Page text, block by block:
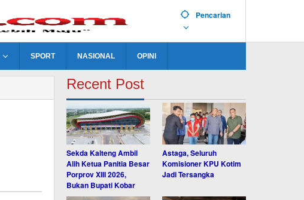
Pencarian
SPORT NASIONAL OPINI
Recent Post
Sekda Kalteng Ambil
Alih Ketua Panitia Besar
Porprov XIII 2026,
Bukan Bupati Kobar
Astaga, Seluruh
Komisioner KPU Kotim
Jadi Tersangka